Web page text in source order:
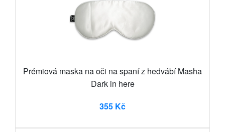
Prémiová maska na oči na spaní z hedvábí Masha
Dark in here
355 Kč